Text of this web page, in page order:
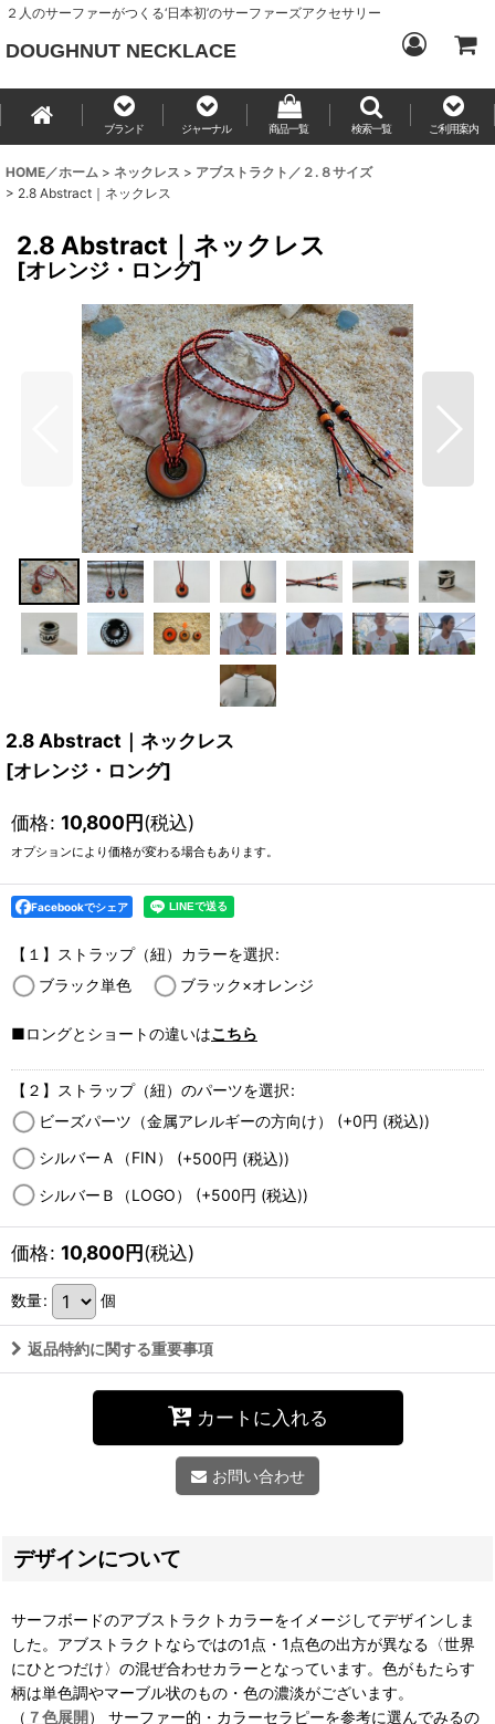
２人のサーファーがつくる‘日本初’のサーファーズアクセサリー
DOUGHNUT NECKLACE
ブランド ジャーナル 商品一覧 検索一覧 ご利用案内
HOME／ホーム > ネックレス > アブストラクト／２.８サイズ
> 2.8 Abstract｜ネックレス
2.8 Abstract｜ネックレス
[オレンジ・ロング]
2.8 Abstract｜ネックレス
[オレンジ・ロング]
価格: 10,800円(税込)
オプションにより価格が変わる場合もあります。
Facebookでシェア
【１】ストラップ（紐）カラーを選択:
ブラック単色
ブラック×オレンジ
■ロングとショートの違いはこちら
【２】ストラップ（紐）のパーツを選択:
ビーズパーツ（金属アレルギーの方向け） (+0円 (税込))
シルバーＡ（FIN） (+500円 (税込))
シルバーＢ（LOGO） (+500円 (税込))
価格: 10,800円(税込)
数量: 個
返品特約に関する重要事項
カートに入れる
お問い合わせ
デザインについて
サーフボードのアブストラクトカラーをイメージしてデザインしま
した。アブストラクトならではの1点・1点色の出方が異なる〈世界
にひとつだけ〉の混ぜ合わせカラーとなっています。 色がもたらす
柄は単色調やマーブル状のもの・ 色の濃淡がございます。
（ ７色展開） サーファー的・カラーセラピーを参考に選んでみるの